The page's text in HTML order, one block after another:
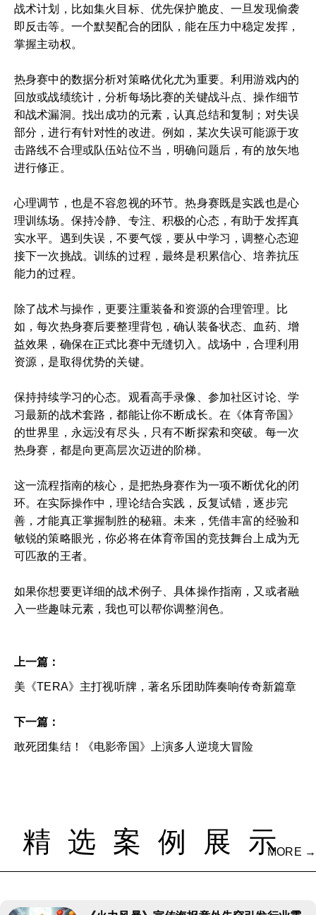
战术计划，比如集火目标、优先保护脆皮、一旦发现偷袭
即反击等。一个默契配合的团队，能在压力中稳定发挥，
掌握主动权。
热身赛中的数据分析对策略优化尤为重要。利用游戏内的
回放或战绩统计，分析每场比赛的关键战斗点、操作细节
和战术漏洞。找出成功的元素，认真总结和复制；对失误
部分，进行有针对性的改进。例如，某次失误可能源于攻
击路线不合理或队伍站位不当，明确问题后，有的放矢地
进行修正。
心理调节，也是不容忽视的环节。热身赛既是实践也是心
理训练场。保持冷静、专注、积极的心态，有助于发挥真
实水平。遇到失误，不要气馁，要从中学习，调整心态迎
接下一次挑战。训练的过程，最终是积累信心、培养抗压
能力的过程。
除了战术与操作，更要注重装备和资源的合理管理。比
如，每次热身赛后要整理背包，确认装备状态、血药、增
益效果，确保在正式比赛中无缝切入。战场中，合理利用
资源，是取得优势的关键。
保持持续学习的心态。观看高手录像、参加社区讨论、学
习最新的战术套路，都能让你不断成长。在《体育帝国》
的世界里，永远没有尽头，只有不断探索和突破。每一次
热身赛，都是向更高层次迈进的阶梯。
这一流程指南的核心，是把热身赛作为一项不断优化的闭
环。在实际操作中，理论结合实践，反复试错，逐步完
善，才能真正掌握制胜的秘籍。未来，凭借丰富的经验和
敏锐的策略眼光，你必将在体育帝国的竞技舞台上成为无
可匹敌的王者。
如果你想要更详细的战术例子、具体操作指南，又或者融
入一些趣味元素，我也可以帮你调整润色。
上一篇：
美《TERA》主打视听牌，著名乐团助阵奏响传奇新篇章
下一篇：
敢死团集结！《电影帝国》上演多人逆境大冒险
精选案例展示MORE →